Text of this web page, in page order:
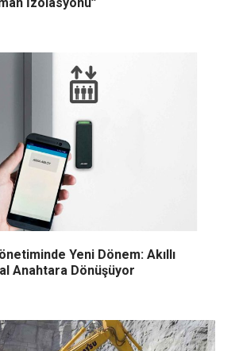
Yeni Dönem: Akıllı
Anahtara Dönüşüyor